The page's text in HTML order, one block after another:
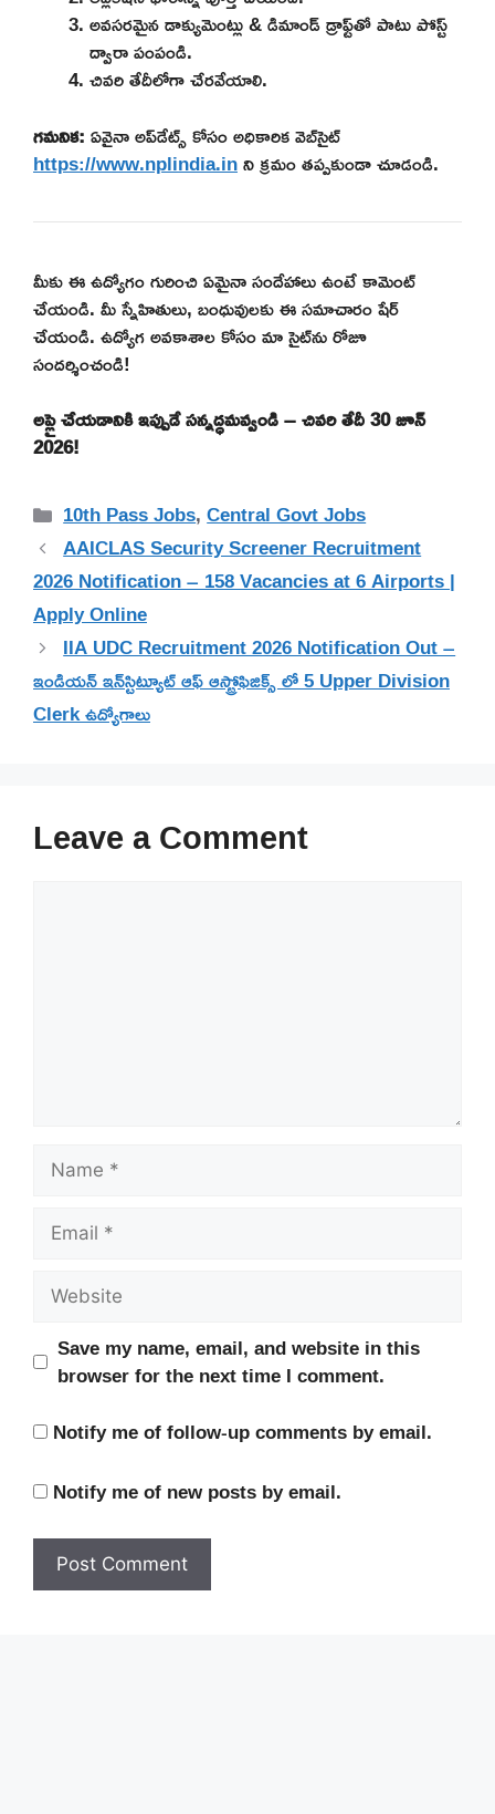
అవసరమైన డాక్యుమెంట్లు & డిమాండ్ డ్రాఫ్ట్‌తో పాటు పోస్ట్
ద్వారా పంపండి.
చివరి తేదీలోగా చేరవేయాలి.
గమనిక:ఏవైనా అప్‌డేట్స్ కోసం అధికారిక వెబ్‌సైట్
https://www.nplindia.inని క్రమం తప్పకుండా చూడండి.
మీకు ఈ ఉద్యోగం గురించి ఏమైనా సందేహాలు ఉంటే కామెంట్
చేయండి. మీ స్నేహితులు, బంధువులకు ఈ సమాచారం షేర్
చేయండి. ఉద్యోగ అవకాశాల కోసం మా సైట్‌ను రోజూ
సందర్శించండి!
అప్లై చేయడానికి ఇప్పుడే సన్నద్ధమవ్వండి – చివరి తేదీ 30 జూన్
2026!
Categories
10th Pass Jobs,Central Govt Jobs
AAICLAS Security Screener Recruitment
2026 Notification – 158 Vacancies at 6 Airports |
Apply Online
IIA UDC Recruitment 2026 Notification Out –
ఇండియన్ ఇన్‌స్టిట్యూట్ ఆఫ్ ఆస్ట్రోఫిజిక్స్ లో 5 Upper Division
Clerk ఉద్యోగాలు
Leave a Comment
Name
Email
Website
Save my name, email, and website in this
browser for the next time I comment.
Notify me of follow-up comments by email.
Notify me of new posts by email.